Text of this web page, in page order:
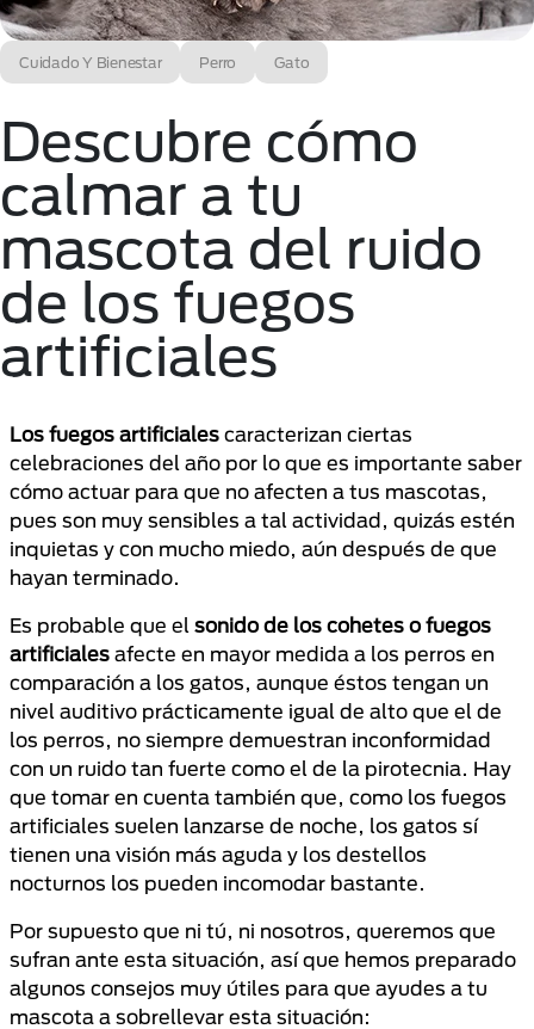
Cuidado Y Bienestar Perro Gato
Descubre cómo
calmar a tu
mascota del ruido
de los fuegos
artificiales
Los fuegos artificiales caracterizan ciertas
celebraciones del año por lo que es importante saber
cómo actuar para que no afecten a tus mascotas,
pues son muy sensibles a tal actividad, quizás estén
inquietas y con mucho miedo, aún después de que
hayan terminado.
Es probable que el sonido de los cohetes o fuegos
artificiales afecte en mayor medida a los perros en
comparación a los gatos, aunque éstos tengan un
nivel auditivo prácticamente igual de alto que el de
los perros, no siempre demuestran inconformidad
con un ruido tan fuerte como el de la pirotecnia. Hay
que tomar en cuenta también que, como los fuegos
artificiales suelen lanzarse de noche, los gatos sí
tienen una visión más aguda y los destellos
nocturnos los pueden incomodar bastante.
Por supuesto que ni tú, ni nosotros, queremos que
sufran ante esta situación, así que hemos preparado
algunos consejos muy útiles para que ayudes a tu
mascota a sobrellevar esta situación: